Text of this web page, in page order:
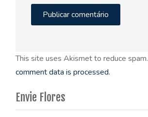
This site uses Akismet to reduce spam.
comment data is processed.
Envie Flores